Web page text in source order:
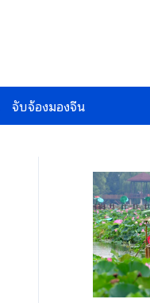
จับจ้องมองจีน